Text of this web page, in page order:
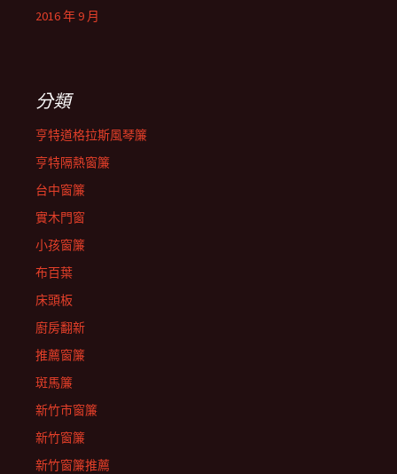
2016 年 9 月
分類
亨特道格拉斯風琴簾
亨特隔熱窗簾
台中窗簾
實木門窗
小孩窗簾
布百葉
床頭板
廚房翻新
推薦窗簾
斑馬簾
新竹市窗簾
新竹窗簾
新竹窗簾推薦